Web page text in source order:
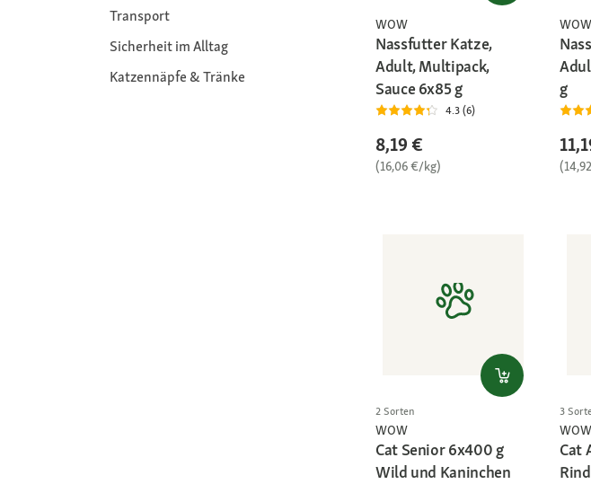
Transport
Sicherheit im Alltag
Katzennäpfe & Tränke
WOW
Nassfutter Katze,
Adult, Multipack,
Sauce 6x85 g
4.3 (6)
8,19 €
(16,06 €/kg)
WOW
g
2 Sorten
WOW
Cat Senior 6x400 g
Wild und Kaninchen
3
WOW
Cat